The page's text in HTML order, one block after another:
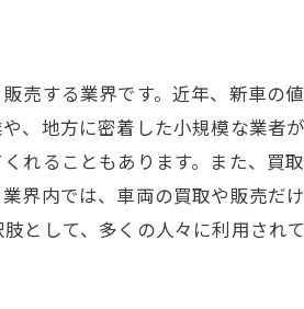
売する業界です。近年、新車
、地方に密着した小規模な業者
れることもあります。また、買
界内では、車両の買取や販売だ
として、多くの人々に利用されて